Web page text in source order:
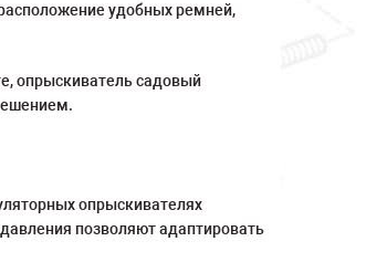
удобных ремней,
опрыскиватель садовый
опрыскивателях
позволяют адаптировать